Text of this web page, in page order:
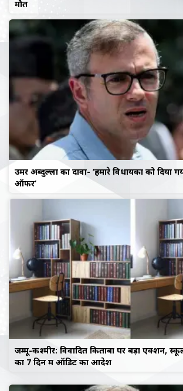
मौत
उमर अब्दुल्ला का दावा- ‘हमारे विधायकों को दिया
ऑफर’
जम्मू-कश्मीर: विवादित किताबों पर बड़ा एक्शन,
का 7 दिन में ऑडिट का आदेश